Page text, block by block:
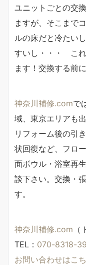
ユニットごとの交
ますが、そこまで
ルの床だと冷たい
すいし・・・ これ
ます！交換する前
神奈川補修.comで
域、東京エリアも
リフォーム後の引
状回復など、フロ
面ボウル・浴室再
談下さい。交換・
す。
神奈川補修.com
TEL： 070-8318-
お問い合わせはこ